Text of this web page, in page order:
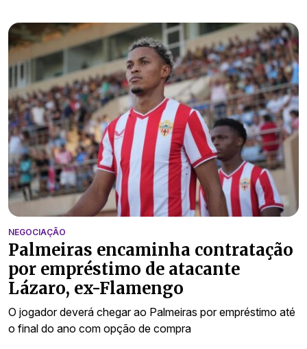
NEGOCIAÇÃO
Palmeiras encaminha contratação
por empréstimo de atacante
Lázaro, ex-Flamengo
O jogador deverá chegar ao Palmeiras por empréstimo até
o final do ano com opção de compra